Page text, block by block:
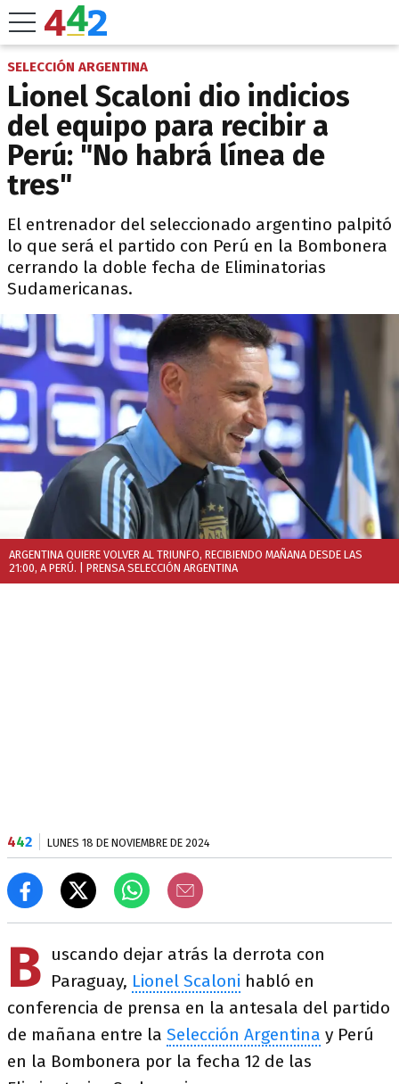
SELECCIÓN ARGENTINA
Lionel Scaloni dio indicios
del equipo para recibir a
Perú: "No habrá línea de
tres"
El entrenador del seleccionado argentino palpitó
lo que será el partido con Perú en la Bombonera
cerrando la doble fecha de Eliminatorias
Sudamericanas.
ARGENTINA QUIERE VOLVER AL TRIUNFO, RECIBIENDO MAÑANA DESDE LAS
21:00, A PERÚ.
| PRENSA SELECCIÓN ARGENTINA
442 LUNES 18 DE NOVIEMBRE DE 2024
B uscando dejar atrás la derrota con
Paraguay, Lionel Scaloni habló en
conferencia de prensa en la antesala del partido
de mañana entre la Selección Argentina y Perú
en la Bombonera por la fecha 12 de las